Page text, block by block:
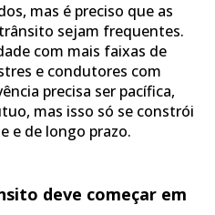
mas é preciso que as
sejam frequentes.
com mais faixas de
e condutores com
precisa ser pacífica,
mas isso só se constrói
e de longo prazo.
deve começar em